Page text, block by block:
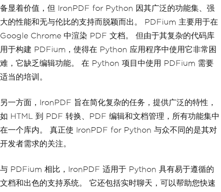
备显着价值，但 IronPDF for Python 因其广泛的功能集、强
大的性能和无与伦比的支持而脱颖而出。 PDFium 主要用于在
Google Chrome 中渲染 PDF 文档。 但由于其复杂的代码库
用于构建 PDFium，使得在 Python 应用程序中使用它非常困
难，它缺乏编辑功能。 在 Python 项目中使用 PDFium 需要
适当的培训。
另一方面，IronPDF 旨在简化复杂的任务，提供广泛的特性，
如 HTML 到 PDF 转换、PDF 编辑和文档管理，所有功能集中
在一个库内。 真正使 IronPDF for Python 与众不同的是其对
开发者需求的关注。
与 PDFium 相比，IronPDF 适用于 Python 具有易于遵循的
文档和出色的支持系统。 它还包括实时聊天，可以帮助您快速